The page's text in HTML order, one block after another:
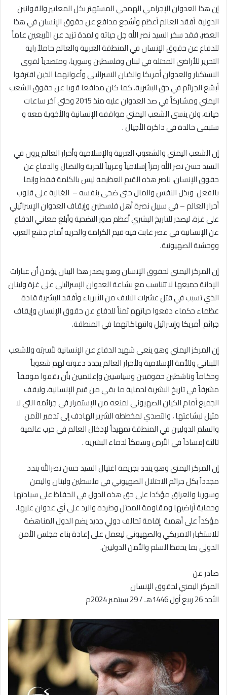
إن هذا العدوان الإجرامي الهمجي المستهتر بكل المعايير والقوانين
الدولية أفقد العالم أعظم وأشجع مدافع عن حقوق الإنسان في هذا
العصر، فقد سخر السيد نصر الله جل حياته و لمدة تزيد عن الأربعين عاماً
للدفاع عن حقوق الإنسان في المنطقة العربية والعالم حاملاً راية
التحرير للأراضي المحتلة في لبنان وفلسطين وسوريا، ومتصدياً لقوى
الاستكبار والعدوان أمريكا والكيان الاسرائيلي وأعوانهما الذين اقترفوا
أبشع الجرائم في حق البشرية، كما كان مدافعا قويا عن حقوق الشعب
اليمني ومشاركاً في صد العدوان عليه منذ 2015 وحتى آخر ساعات
حياته، ولن ينسى الشعب اليمني مواقفه الإنسانية والأخوية معه و
ستبقى خالدة في ذاكرة الأجيال .
إن الشعب اليمني والشعوب العربية والإسلامية وأحرار العالم يرون في
السيد حسن نصر الله رمزاً إسلامياً وعربياً للحرية والنضال والدفاع عن
حقوق الإنسان، ناصر هذه القيم العظيمة ليس بالكلمة فقط وإنما
بالفعل وبذل النفس والمال حتى ضحى بنفسه – الغالية على قلوب
أحرار العالم – في سبيل نصرة أهل فلسطين وإيقاف العدوان الإسرائيلي
على غزة، ليصدر للتاريخ البشري أعظم صور التضحية وأبلغ معاني الدفاع
عن الإنسانية في عصر غابت فيه قيم الكرامة والحرية أمام جشع الغرب
ووحشية الصهيونية.
إن المركز اليمني لحقوق الإنسان وهو يصدر هذا البيان يؤمن أن عبارات
الإدانة جميعها لا تتناسب مع بشاعة العدوان الإسرائيلي على غزة ولبنان
الذي تسبب في قتل عشرات الآلاف من الأبرياء وأفقد البشرية قادة
عظماء حكماء دفعوا حياتهم ثمناً للدفاع عن حقوق الإنسان وإيقاف
جرائم أمريكا وإسرائيل وانتهاكاتهما في المنطقة.
إن المركز اليمني وهو ينعى شهيد الدفاع عن الإنسانية لأسرته وللشعب
اللبناني وللأمة الإسلامية ولأحرار العالم يجدد دعوته لهم شعوباً
وحكاماً وناشطين حقوقيين وسياسيين وإعلاميين بأن يقفوا موقفاً
مشرفاً في تاريخ البشرية لحماية ما بقي من قيم الإنسانية، وليقف
الجميع أمام الكيان الصهيوني لمنعه من الإستمرار في جرائمه التي لا
مثيل لبشاعتها ، والتصدي لمخططه الشرير الهادف إلى تدمير الأمن
والسلم الدوليين في المنطقة تمهيداً لإدخال العالم في حرب عالمية
ثالثة إفساداً في الأرض وسفكاً لدماء البشرية .
إن المركز اليمني وهو يندد بجريمة اغتيال السيد حسن نصرالله يندد
مجدداً بكل جرائم الاحتلال الصهيوني في فلسطين ولبنان واليمن
وسوريا والعراق مؤكدا على حق هذه الدول في الحفاظ على سيادتها
وحماية أراضيها ومقاومة المحتل وطرده والرد على أي عدوان عليها،
مؤكداً على أهمية إقامة تحالف دولي جديد يضم الدول المناهضة
للاستكبار الامريكي والصهيوني ليعمل على إعادة بناء مجلس الأمن
الدولي بما يحفظ السلم والأمن الدوليين.
صادر عن
المركز اليمني لحقوق الإنسان
الأحد 26 ربيع أول 1446هـ / 29 سبتمبر 2024م